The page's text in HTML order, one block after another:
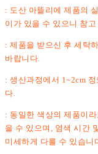
: 도산 아뜰리에 제품의
이가 있을 수 있으니 참
: 제품을 받으신 후 세탁
바랍니다.
: 생산과정에서 1~2cm
다.
: 동일한 색상의 제품이
을 수 있으며, 염색 시간
미세하게 다를 수 있습니